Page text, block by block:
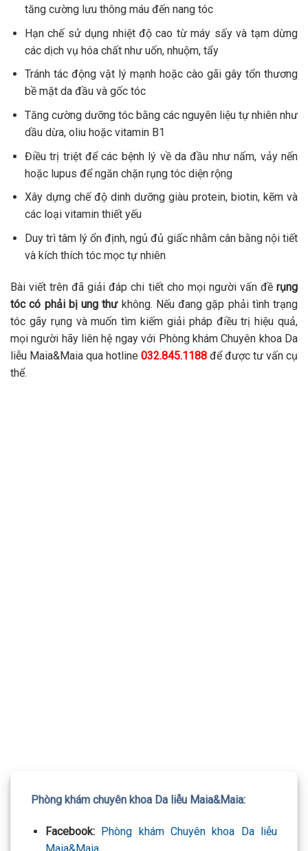
tăng cường lưu thông máu đến nang tóc
Hạn chế sử dụng nhiệt độ cao từ máy sấy và tạm dừng
các dịch vụ hóa chất như uốn, nhuộm, tẩy
Tránh tác động vật lý mạnh hoặc cào gãi gây tổn thương
bề mặt da đầu và gốc tóc
Tăng cường dưỡng tóc bằng các nguyên liệu tự nhiên như
dầu dừa, oliu hoặc vitamin B1
Điều trị triệt để các bệnh lý về da đầu như nấm, vảy nến
hoặc lupus để ngăn chặn rụng tóc diện rộng
Xây dựng chế độ dinh dưỡng giàu protein, biotin, kẽm và
các loại vitamin thiết yếu
Duy trì tâm lý ổn định, ngủ đủ giấc nhằm cân bằng nội tiết
và kích thích tóc mọc tự nhiên
Bài viết trên đã giải đáp chi tiết cho mọi người vấn đề rụng
tóc có phải bị ung thư không. Nếu đang gặp phải tình trạng
tóc gãy rụng và muốn tìm kiếm giải pháp điều trị hiệu quả,
mọi người hãy liên hệ ngay với Phòng khám Chuyên khoa Da
liễu Maia&Maia qua hotline 032.845.1188 để được tư vấn cụ
thể.
Phòng khám chuyên khoa Da liễu Maia&Maia:
Facebook:
Phòng khám Chuyên khoa Da liễu